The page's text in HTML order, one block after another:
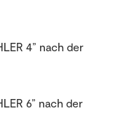
4” nach der
6” nach der